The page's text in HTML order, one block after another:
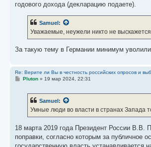
годового дохода (декларацию подаете).
Samuel:
Уважаемые, неужели никто не
За такую тему в Германии минимум
Re: Верите ли Вы в честность российских опросов и
С
е
Pluton» 19 мар 2024, 22:31
Samuel :
Умные люди во власти в странах Запада
18 марта 2019 года Президент России В.В.
поправки, согласно которым за публичное